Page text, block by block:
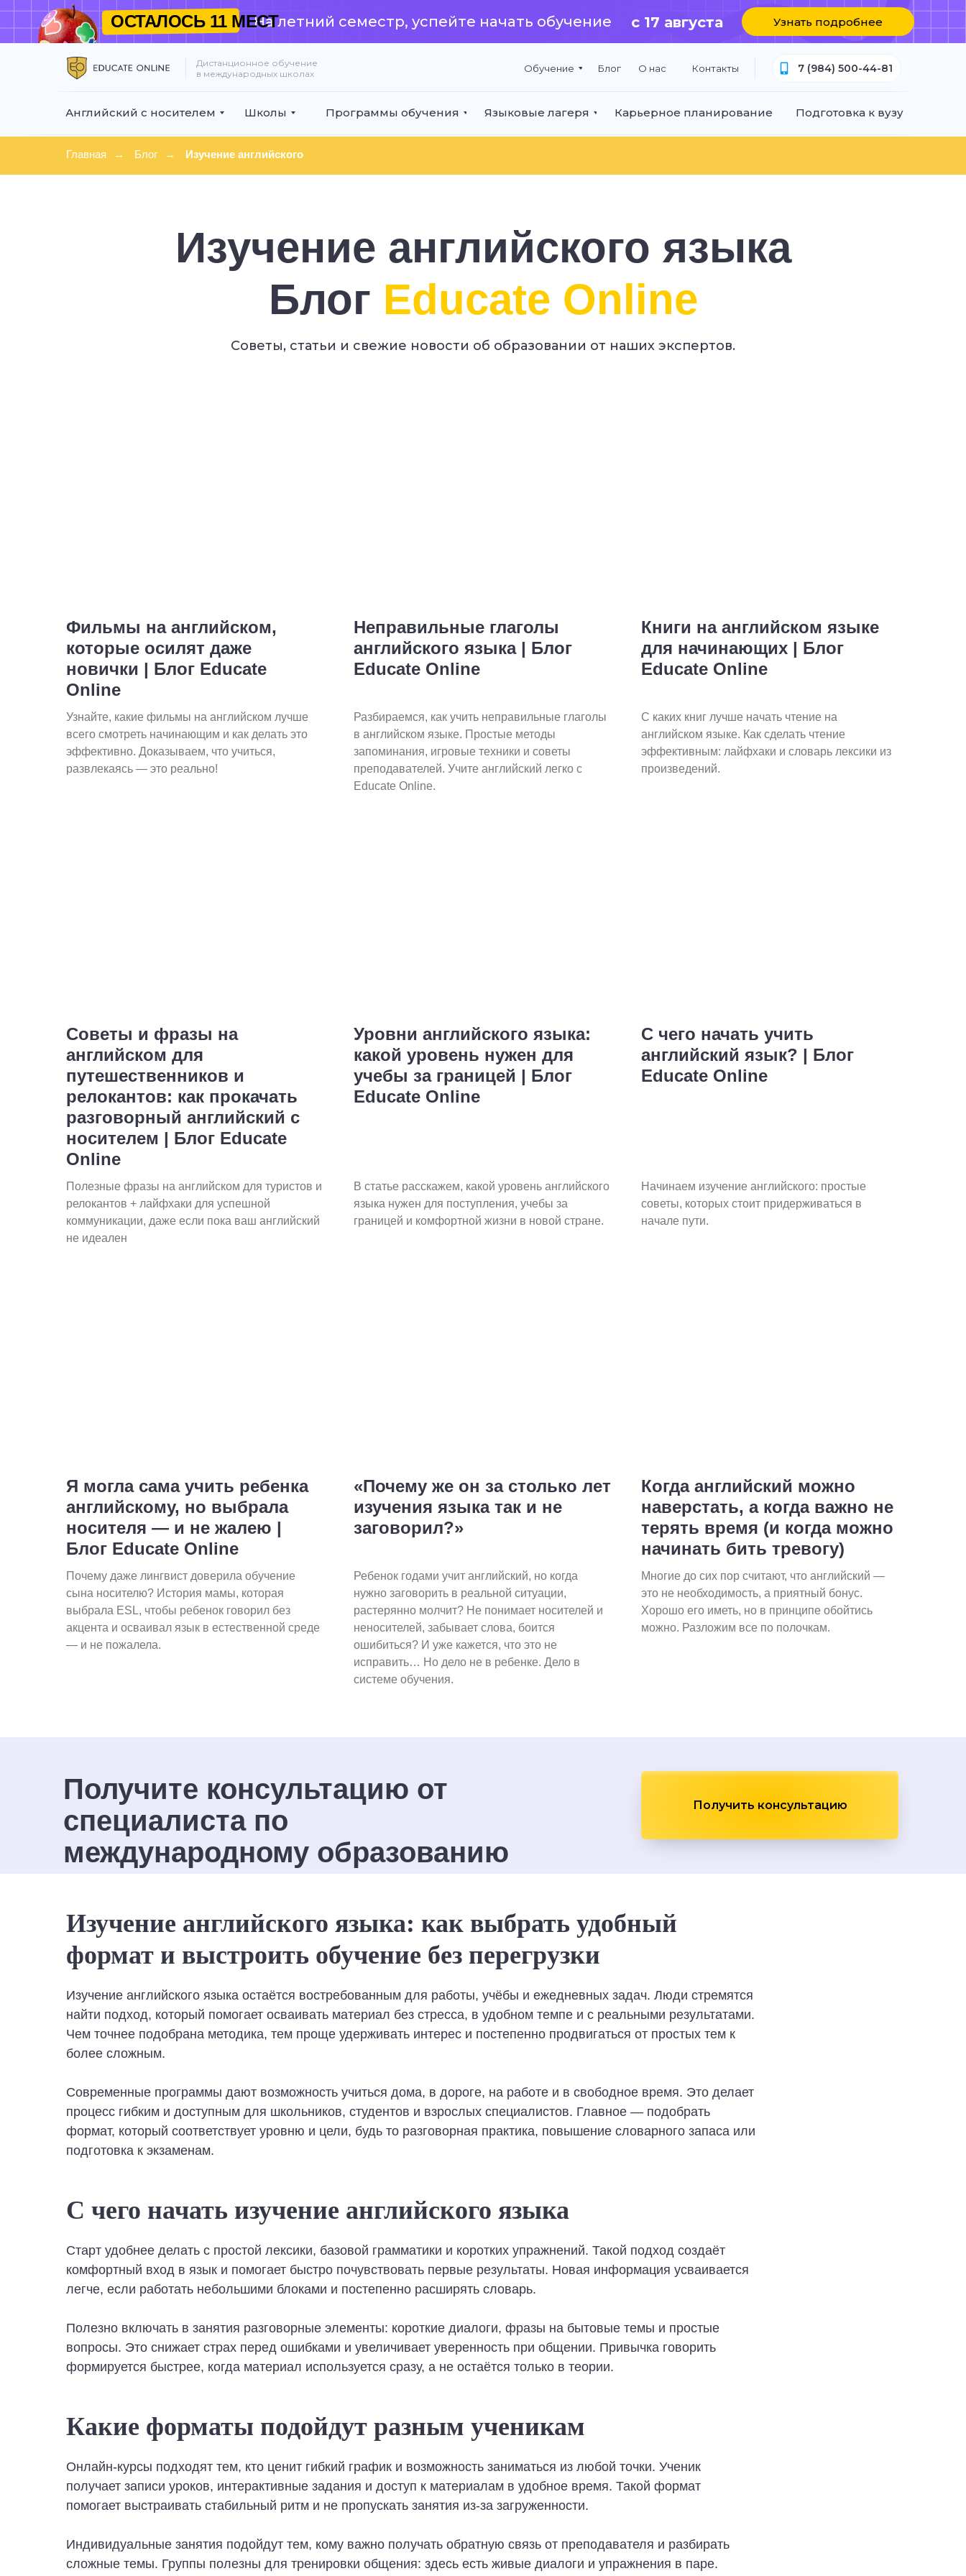
На летний семестр, успейте начать обучение
ОСТАЛОСЬ 11 МЕСТ с 17 августа Узнать подробнее
7 (984) 500-44-81
О нас Контакты
Английский с носителем Школы Языковые лагеря
Программы обучения Карьерное планирование Подготовка к вузу
Обучение Блог
Дистанционное обучение
в международных школах
Главная → Блог → Изучение английского
Изучение английского языка
Блог Educate Online
Советы, статьи и свежие новости об образовании от наших экспертов.
Фильмы на английском,
которые осилят даже
новички | Блог Educate
Online
Узнайте, какие фильмы на английском лучше
всего смотреть начинающим и как делать это
эффективно. Доказываем, что учиться,
развлекаясь — это реально!
Неправильные глаголы
английского языка | Блог
Educate Online
Разбираемся, как учить неправильные глаголы
в английском языке. Простые методы
запоминания, игровые техники и советы
преподавателей. Учите английский легко с
Educate Online.
Книги на английском языке
для начинающих | Блог
Educate Online
С каких книг лучше начать чтение на
английском языке. Как сделать чтение
эффективным: лайфхаки и словарь лексики из
произведений.
Советы и фразы на
английском для
путешественников и
релокантов: как прокачать
разговорный английский с
носителем | Блог Educate
Online
Полезные фразы на английском для туристов и
релокантов + лайфхаки для успешной
коммуникации, даже если пока ваш английский
не идеален
Уровни английского языка:
какой уровень нужен для
учебы за границей | Блог
Educate Online
В статье расскажем, какой уровень английского
языка нужен для поступления, учебы за
границей и комфортной жизни в новой стране.
С чего начать учить
английский язык? | Блог
Educate Online
Начинаем изучение английского: простые
советы, которых стоит придерживаться в
начале пути.
Я могла сама учить ребенка
английскому, но выбрала
носителя — и не жалею |
Блог Educate Online
Почему даже лингвист доверила обучение
сына носителю? История мамы, которая
выбрала ESL, чтобы ребенок говорил без
акцента и осваивал язык в естественной среде
— и не пожалела.
«Почему же он за столько лет
изучения языка так и не
заговорил?»
Ребенок годами учит английский, но когда
нужно заговорить в реальной ситуации,
растерянно молчит? Не понимает носителей и
неносителей, забывает слова, боится
ошибиться? И уже кажется, что это не
исправить… Но дело не в ребенке. Дело в
системе обучения.
Когда английский можно
наверстать, а когда важно не
терять время (и когда можно
начинать бить тревогу)
Многие до сих пор считают, что английский —
это не необходимость, а приятный бонус.
Хорошо его иметь, но в принципе обойтись
можно. Разложим все по полочкам.
Получите консультацию от
специалиста по
международному образованию
Получить консультацию
Изучение английского языка: как выбрать удобный
формат и выстроить обучение без перегрузки
Изучение английского языка остаётся востребованным для работы, учёбы и ежедневных задач. Люди стремятся
найти подход, который помогает осваивать материал без стресса, в удобном темпе и с реальными результатами.
Чем точнее подобрана методика, тем проще удерживать интерес и постепенно продвигаться от простых тем к
более сложным.
Современные программы дают возможность учиться дома, в дороге, на работе и в свободное время. Это делает
процесс гибким и доступным для школьников, студентов и взрослых специалистов. Главное — подобрать
формат, который соответствует уровню и цели, будь то разговорная практика, повышение словарного запаса или
подготовка к экзаменам.
С чего начать изучение английского языка
Старт удобнее делать с простой лексики, базовой грамматики и коротких упражнений. Такой подход создаёт
комфортный вход в язык и помогает быстро почувствовать первые результаты. Новая информация усваивается
легче, если работать небольшими блоками и постепенно расширять словарь.
Полезно включать в занятия разговорные элементы: короткие диалоги, фразы на бытовые темы и простые
вопросы. Это снижает страх перед ошибками и увеличивает уверенность при общении. Привычка говорить
формируется быстрее, когда материал используется сразу, а не остаётся только в теории.
Какие форматы подойдут разным ученикам
Онлайн-курсы подходят тем, кто ценит гибкий график и возможность заниматься из любой точки. Ученик
получает записи уроков, интерактивные задания и доступ к материалам в удобное время. Такой формат
помогает выстраивать стабильный ритм и не пропускать занятия из-за загруженности.
Индивидуальные занятия подойдут тем, кому важно получать обратную связь от преподавателя и разбирать
сложные темы. Группы полезны для тренировки общения: здесь есть живые диалоги и упражнения в паре.
БЕСПЛАТНЫЙ
ТЕСТОВЫЙ УРОК!
языка из топовой британской онлайн-школы Tudor.
построит занятие исходя из знаний и интересов ребенка.